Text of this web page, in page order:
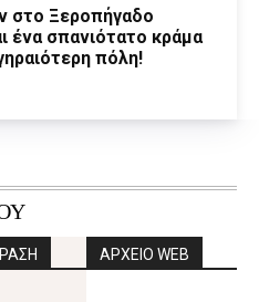
στο Ξεροπήγαδο
ένα σπανιότατο κράμα
πόλη!
ΑΡΧΕΙΟ WEB